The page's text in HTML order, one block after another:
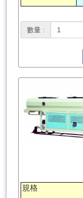
數量 :
規格